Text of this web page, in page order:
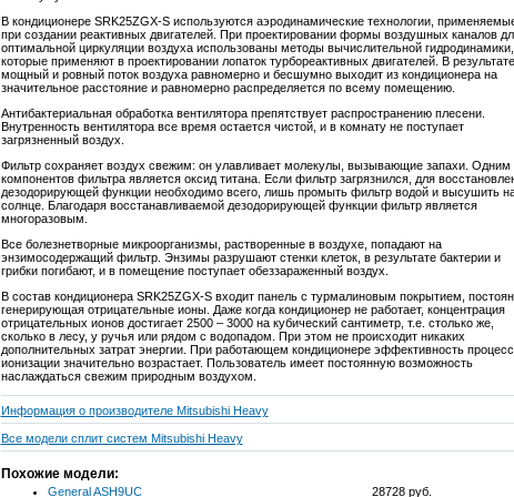
В кондиционере SRK25ZGX-S используются аэродинамические технологии,
при создании реактивных двигателей. При проектировании формы воздушных каналов
оптимальной циркуляции воздуха использованы методы вычислительной гидродинамики,
которые применяют в проектировании лопаток турбореактивных двигателей. В результате
мощный и ровный поток воздуха равномерно и бесшумно выходит из кондиционера на
значительное расстояние и равномерно распределяется по всему помещению.
Антибактериальная обработка вентилятора препятствует распространению плесени.
Внутренность вентилятора все время остается чистой, и в комнату не поступает
загрязненный воздух.
Фильтр сохраняет воздух свежим: он улавливает молекулы, вызывающие запахи. Одним
компонентов фильтра является оксид титана. Если фильтр загрязнился, для
дезодорирующей функции необходимо всего, лишь промыть фильтр водой и высушить
солнце. Благодаря восстанавливаемой дезодорирующей функции фильтр является
многоразовым.
Все болезнетворные микроорганизмы, растворенные в воздухе, попадают на
энзимосодержащий фильтр. Энзимы разрушают стенки клеток, в результате бактерии и
грибки погибают, и в помещение поступает обеззараженный воздух.
В состав кондиционера SRK25ZGX-S входит панель с турмалиновым покрытием,
генерирующая отрицательные ионы. Даже когда кондиционер не работает, концентрация
отрицательных ионов достигает 2500 – 3000 на кубический сантиметр, т.е. столько же,
сколько в лесу, у ручья или рядом с водопадом. При этом не происходит никаких
дополнительных затрат энергии. При работающем кондиционере эффективность
ионизации значительно возрастает. Пользователь имеет постоянную возможность
наслаждаться свежим природным воздухом.
Информация о производителе Mitsubishi Heavy
Все модели сплит систем Mitsubishi Heavy
Похожие модели:
28728 руб.
General ASH9UC